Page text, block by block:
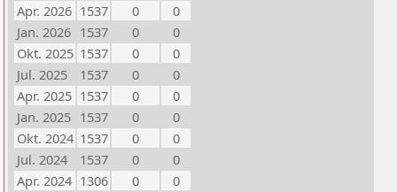
Apr. 2026 1537 0
0
Jan. 2026 1537 0
0
Okt. 2025 1537 0
0
Jul. 2025
1537 0
0
Apr. 2025 1537 0
0
Jan. 2025 1537 0
0
Okt. 2024 1537 0
0
Jul. 2024
1537 0
0
Apr. 2024 1306 0
0